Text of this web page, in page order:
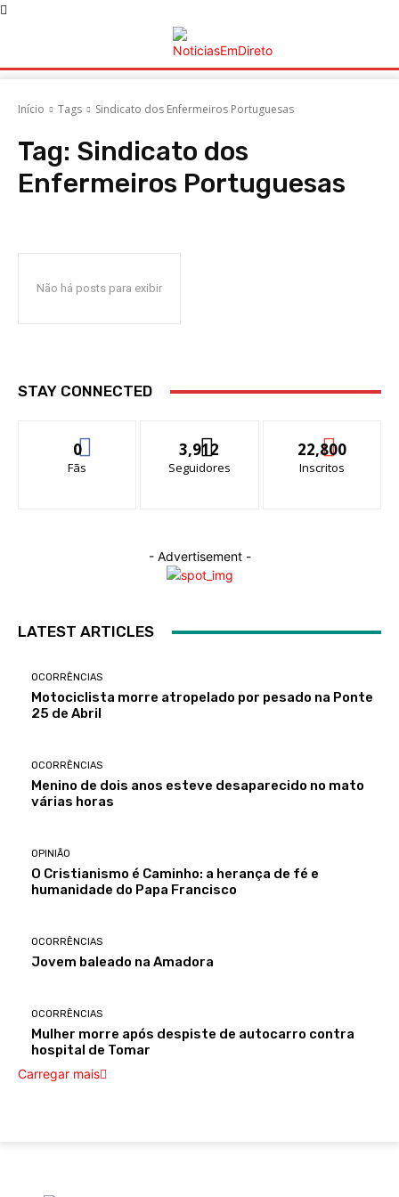
Início Tags Sindicato dos Enfermeiros Portuguesas
Tag: Sindicato dos
Enfermeiros Portuguesas
Não há posts para exibir
STAY CONNECTED
0
Fãs
3,912
Seguidores
22,800
Inscritos
- Advertisement -
LATEST ARTICLES
OCORRÊNCIAS
Motociclista morre atropelado por pesado na Ponte
25 de Abril
OCORRÊNCIAS
Menino de dois anos esteve desaparecido no mato
várias horas
OPINIÃO
O Cristianismo é Caminho: a herança de fé e
humanidade do Papa Francisco
OCORRÊNCIAS
Jovem baleado na Amadora
OCORRÊNCIAS
Mulher morre após despiste de autocarro contra
hospital de Tomar
Carregar mais